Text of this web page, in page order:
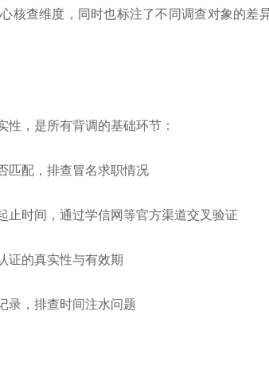
核查维度，同时也标注了不同调查对象的差
，是所有背调的基础环节：
匹配，排查冒名求职情况
止时间，通过学信网等官方渠道交叉验证
证的真实性与有效期
录，排查时间注水问题